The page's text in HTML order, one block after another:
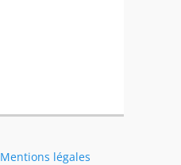
Mentions légales